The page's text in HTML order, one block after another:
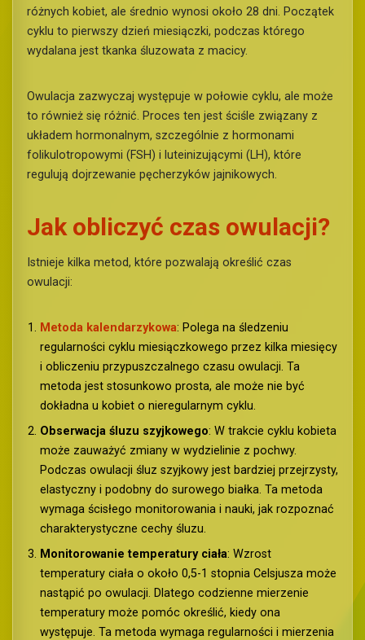
różnych kobiet, ale średnio wynosi około 28 dni. Początek
cyklu to pierwszy dzień miesiączki, podczas którego
wydalana jest tkanka śluzowata z macicy.
Owulacja zazwyczaj występuje w połowie cyklu, ale może
to również się różnić. Proces ten jest ściśle związany z
układem hormonalnym, szczególnie z hormonami
folikulotropowymi (FSH) i luteinizującymi (LH), które
regulują dojrzewanie pęcherzyków jajnikowych.
Jak obliczyć czas owulacji?
Istnieje kilka metod, które pozwalają określić czas
owulacji:
Metoda kalendarzykowa: Polega na śledzeniu
regularności cyklu miesiączkowego przez kilka miesięcy
i obliczeniu przypuszczalnego czasu owulacji. Ta
metoda jest stosunkowo prosta, ale może nie być
dokładna u kobiet o nieregularnym cyklu.
Obserwacja śluzu szyjkowego: W trakcie cyklu kobieta
może zauważyć zmiany w wydzielinie z pochwy.
Podczas owulacji śluz szyjkowy jest bardziej przejrzysty,
elastyczny i podobny do surowego białka. Ta metoda
wymaga ścisłego monitorowania i nauki, jak rozpoznać
charakterystyczne cechy śluzu.
Monitorowanie temperatury ciała: Wzrost
temperatury ciała o około 0,5-1 stopnia Celsjusza może
nastąpić po owulacji. Dlatego codzienne mierzenie
temperatury może pomóc określić, kiedy ona
występuje. Ta metoda wymaga regularności i mierzenia